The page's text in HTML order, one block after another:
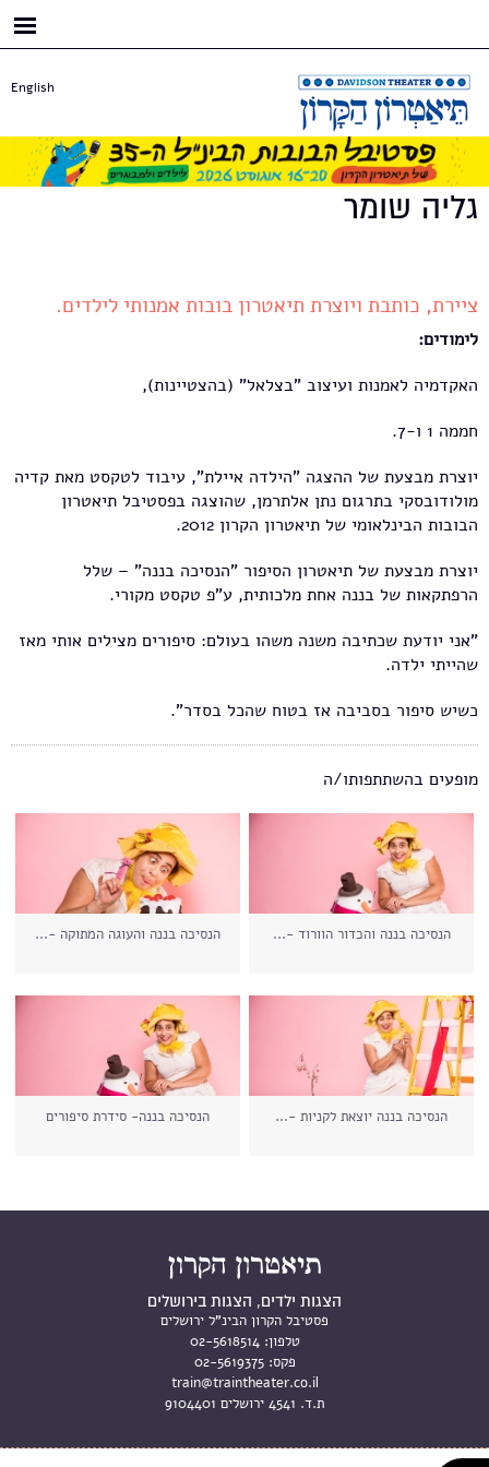
English
גליה שומר
ציירת, כותבת ויוצרת תיאטרון בובות אמנותי לילדים.
לימודים:
האקדמיה לאמנות ועיצוב "בצלאל" (בהצטיינות),
חממה 1 ו-7.
יוצרת מבצעת של ההצגה "הילדה איילת", עיבוד לטקסט מאת קדיה
מולודובסקי בתרגום נתן אלתרמן, שהוצגה בפסטיבל תיאטרון
הבובות הבינלאומי של תיאטרון הקרון 2012.
יוצרת מבצעת של תיאטרון הסיפור "הנסיכה בננה" – שלל
הרפתקאות של בננה אחת מלכותית, ע"פ טקסט מקורי.
"אני יודעת שכתיבה משנה משהו בעולם: סיפורים מצילים אותי מאז
שהייתי ילדה.
כשיש סיפור בסביבה אז בטוח שהכל בסדר".
מופעים בהשתתפותו/ה
הנסיכה בננה והכדור הוורוד -... הנסיכה בננה והעוגה המתוקה -...
הנסיכה בננה יוצאת לקניות -... הנסיכה בננה- סידרת סיפורים
הצגות ילדים, הצגות בירושלים
פסטיבל הקרון הבינ"ל ירושלים
טלפון: 02-5618514
פקס: 02-5619375
train@traintheater.co.il
ת.ד. 4541 ירושלים 9104401